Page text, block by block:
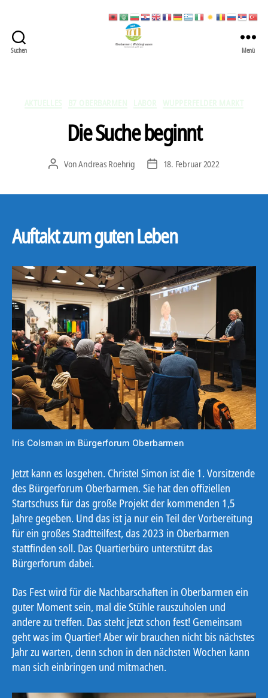
Suchen Menü
Die Suche beginnt
Beitragsautor
VonAndreas Roehrig Veröffentlichungsdatum
18. Februar 2022
Auftakt zum guten Leben
Iris Colsman im Bürgerforum Oberbarmen
Jetzt kann es losgehen. Christel Simon ist die 1. Vorsitzende
des Bürgerforum Oberbarmen. Sie hat den offiziellen
Startschuss für das große Projekt der kommenden 1,5
Jahre gegeben. Und das ist ja nur ein Teil der Vorbereitung
für ein großes Stadtteilfest, das 2023 in Oberbarmen
stattfinden soll. Das Quartierbüro unterstützt das
Bürgerforum dabei.
Das Fest wird für die Nachbarschaften in Oberbarmen ein
guter Moment sein, mal die Stühle rauszuholen und
andere zu treffen. Das steht jetzt schon fest! Gemeinsam
geht was im Quartier! Aber wir brauchen nicht bis nächstes
Jahr zu warten, denn schon in den nächsten Wochen kann
man sich einbringen und mitmachen.